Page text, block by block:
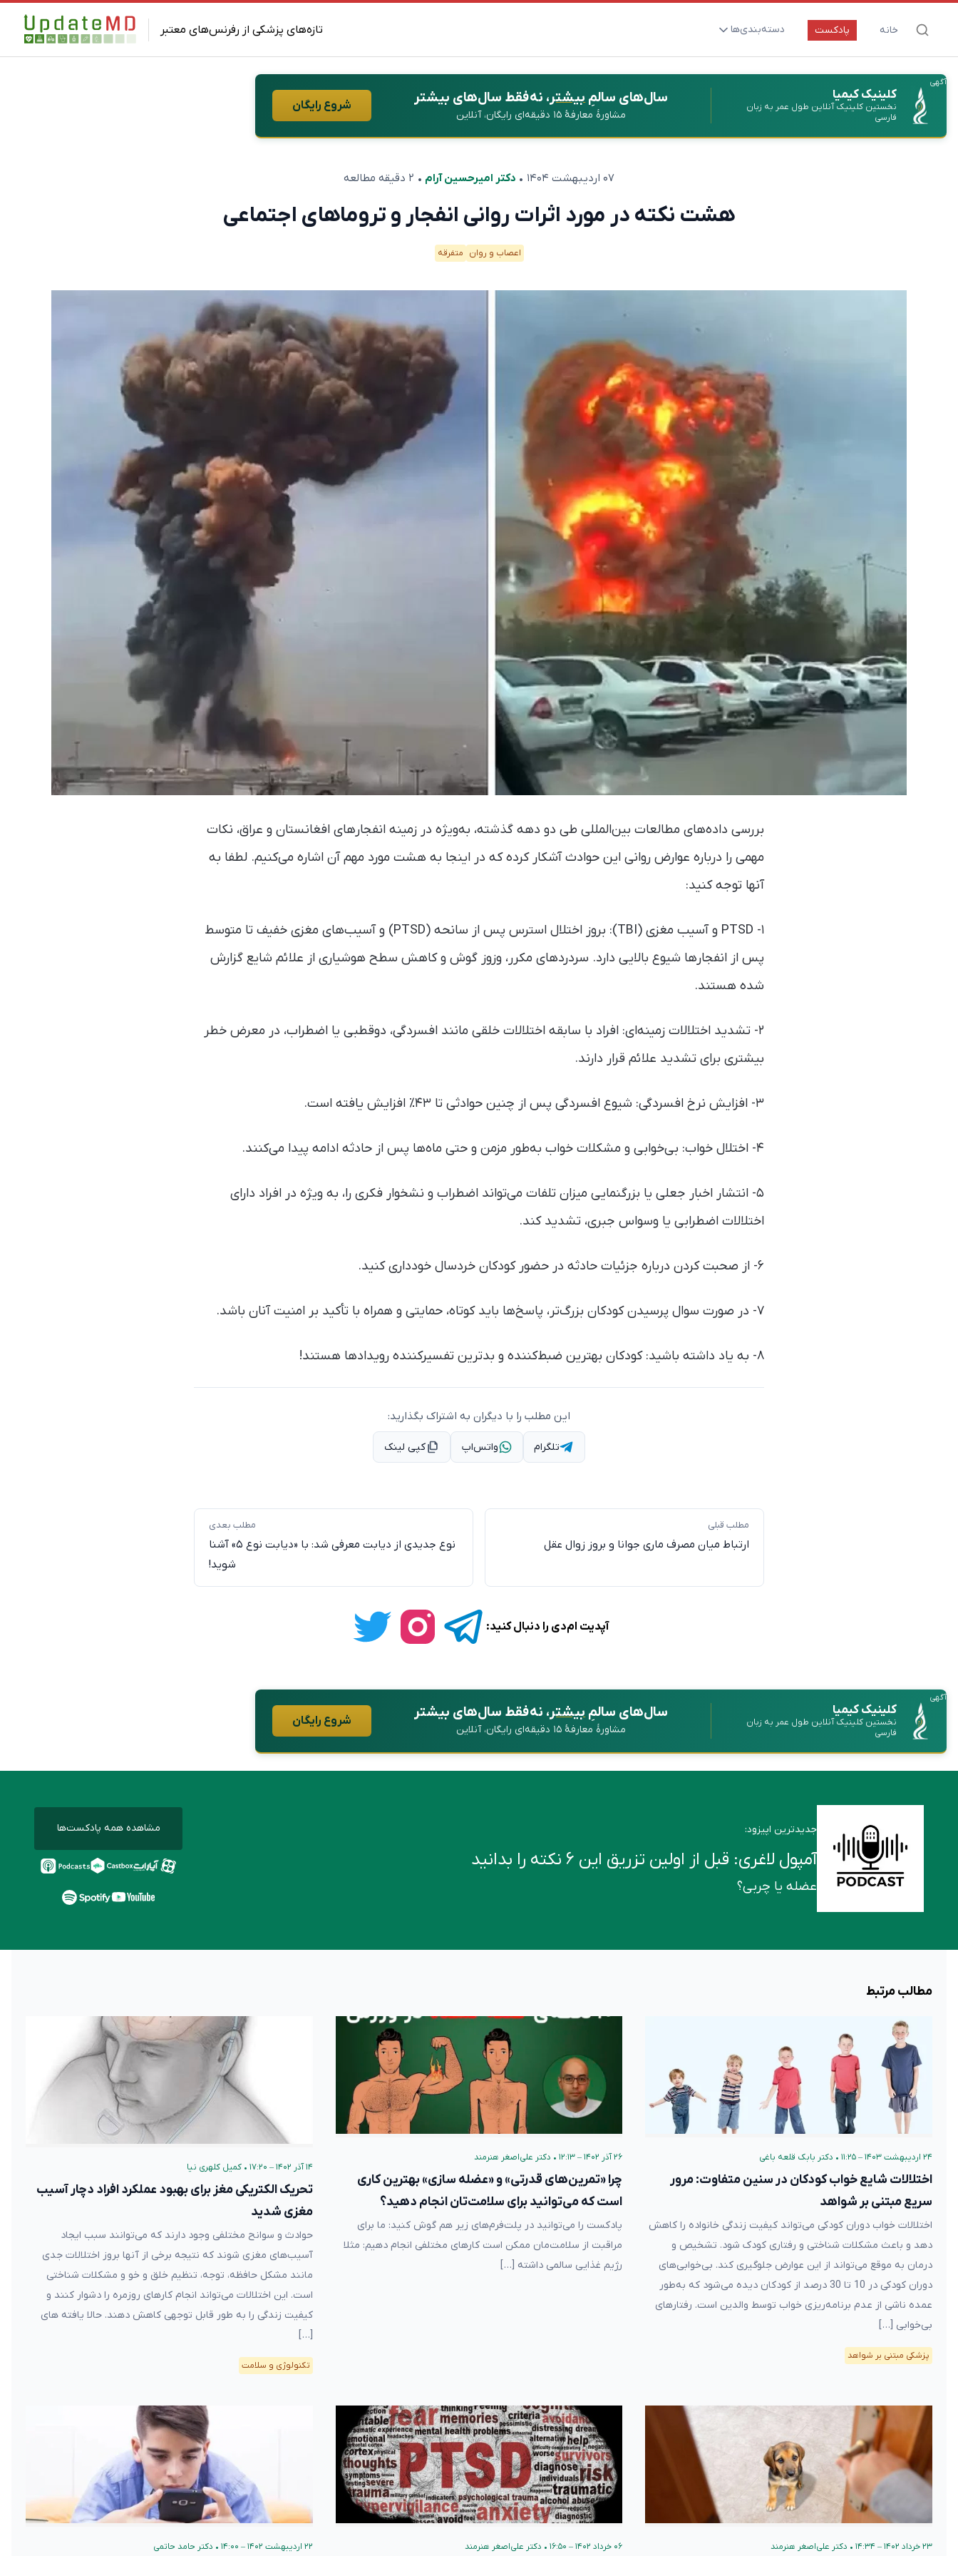
تازه‌های پزشکی از رفرنس‌های معتبر خانه پادکست دسته‌بندی‌ها
ارتقای سلامت و طول عمر
بیماری‌ها و پاتوژن‌ها
تغذیه و مکمل‌ها
آگهی
کلینیک کیمیا
نخستین کلینیک آنلاین طول عمر به زبان
فارسی
سال‌های سالمِبیشتر، نه فقط سال‌های بیشتر
مشاورهٔ معارفهٔ ۱۵ دقیقه‌ای رایگان، آنلاین
شروع رایگان
۰۷ اردیبهشت ۱۴۰۴ • دکتر امیرحسین آرام • ۲ دقیقه مطالعه
هشت نکته در مورد اثرات روانی انفجار و تروماهای اجتماعی
اعصاب و روان متفرقه
بررسی داده‌های مطالعات بین‌المللی طی دو دهه گذشته، به‌ویژه در زمینه انفجارهای افغانستان و عراق، نکات
مهمی را درباره عوارض روانی این حوادث آشکار کرده که در اینجا به هشت مورد مهم آن اشاره می‌کنیم. لطفا به
آنها توجه کنید:
۱- PTSD و آسیب مغزی (TBI): بروز اختلال استرس پس از سانحه (PTSD) و آسیب‌های مغزی خفیف تا متوسط
پس از انفجارها شیوع بالایی دارد. سردردهای مکرر، وزوز گوش و کاهش سطح هوشیاری از علائم شایع گزارش
شده هستند.
۲- تشدید اختلالات زمینه‌ای: افراد با سابقه اختلالات خلقی مانند افسردگی، دوقطبی یا اضطراب، در معرض خطر
بیشتری برای تشدید علائم قرار دارند.
۳- افزایش نرخ افسردگی: شیوع افسردگی پس از چنین حوادثی تا ۴۳٪ افزایش یافته است.
۴- اختلال خواب: بی‌خوابی و مشکلات خواب به‌طور مزمن و حتی ماه‌ها پس از حادثه ادامه پیدا می‌کنند.
۵- انتشار اخبار جعلی یا بزرگنمایی میزان تلفات می‌تواند اضطراب و نشخوار فکری را، به ویژه در افراد دارای
اختلالات اضطرابی یا وسواس جبری، تشدید کند.
۶- از صحبت کردن درباره جزئیات حادثه در حضور کودکان خردسال خودداری کنید.
۷- در صورت سوال پرسیدن کودکان بزرگ‌تر، پاسخ‌ها باید کوتاه، حمایتی و همراه با تأکید بر امنیت آنان باشد.
۸- به یاد داشته باشید: کودکان بهترین ضبط‌کننده و بدترین تفسیرکننده رویدادها هستند!
این مطلب را با دیگران به اشتراک بگذارید:
تلگرام واتس‌اپ کپی لینک
مطلب قبلی
ارتباط میان مصرف ماری جوانا و بروز زوال عقل
مطلب بعدی
نوع جدیدی از دیابت معرفی شد: با «دیابت نوع ۵» آشنا
شوید!
آپدیت ام‌دی را دنبال کنید:
آگهی
کلینیک کیمیا
نخستین کلینیک آنلاین طول عمر به زبان
فارسی
سال‌های سالمِبیشتر، نه فقط سال‌های بیشتر
مشاورهٔ معارفهٔ ۱۵ دقیقه‌ای رایگان، آنلاین
شروع رایگان
جدیدترین اپیزود:
آمپول لاغری: قبل از اولین تزریق این ۶ نکته را بدانید
عضله یا چربی؟
مشاهده همه پادکست‌ها
مطالب مرتبط
۲۴ اردیبهشت ۱۴۰۳ – ۱۱:۲۵ • دکتر بابک قلعه‌ باغی
اختلالات شایع خواب کودکان در سنین متفاوت: مرور
سریع مبتنی بر شواهد
اختلالات خواب دوران کودکی می‌تواند کیفیت زندگی خانواده را کاهش
دهد و باعث مشکلات شناختی و رفتاری کودک شود. تشخیص و
درمان به موقع می‌تواند از این عوارض جلوگیری کند. بی‌خوابی‌های
دوران کودکی در 10 تا 30 درصد از کودکان دیده می‌شود که به‌طور
عمده ناشی از عدم برنامه‌ریزی خواب توسط والدین است. رفتارهای
بی‌خوابی […]
پزشکی مبتنی بر شواهد
۲۶ آذر ۱۴۰۲ – ۱۲:۱۳ • دکتر علی‌اصغر هنرمند
چرا «تمرین‌های قدرتی» و «عضله سازی» بهترین کاری
است که می‌توانید برای سلامت‌تان انجام دهید؟
پادکست را می‌توانید در پلت‌فرم‌های زیر هم گوش کنید: ما برای
مراقبت از سلامت‌مان ممکن است کارهای مختلفی انجام دهیم: مثلا
رژیم غذایی سالمی داشته […]
۱۴ آذر ۱۴۰۲ – ۱۷:۲۰ •کمیل کلهری نیا
تحریک الکتریکی مغز برای بهبود عملکرد افراد دچار آسیب
مغزی شدید
حوادث و سوانح مختلفی وجود دارند که می‌توانند سبب ایجاد
آسیب‌های مغزی شوند که نتیجه برخی از آنها بروز اختلالات جدی
مانند مشکل حافظه، توجه، تنظیم خلق و خو و مشکلات شناختی
است. این اختلالات می‌تواند انجام کارهای روزمره را دشوار کنند و
کیفیت زندگی را به طور قابل توجهی کاهش دهند. حالا یافته های
[…]
تکنولوژی و سلامت
۲۳ خرداد ۱۴۰۲ – ۱۴:۳۴ • دکتر علی‌اصغر هنرمند ۰۶ خرداد ۱۴۰۲ – ۱۶:۵۰ • دکتر علی‌اصغر هنرمند ۲۲ اردیبهشت ۱۴۰۲ – ۱۴:۰۰ • دکتر حامد حاتمی